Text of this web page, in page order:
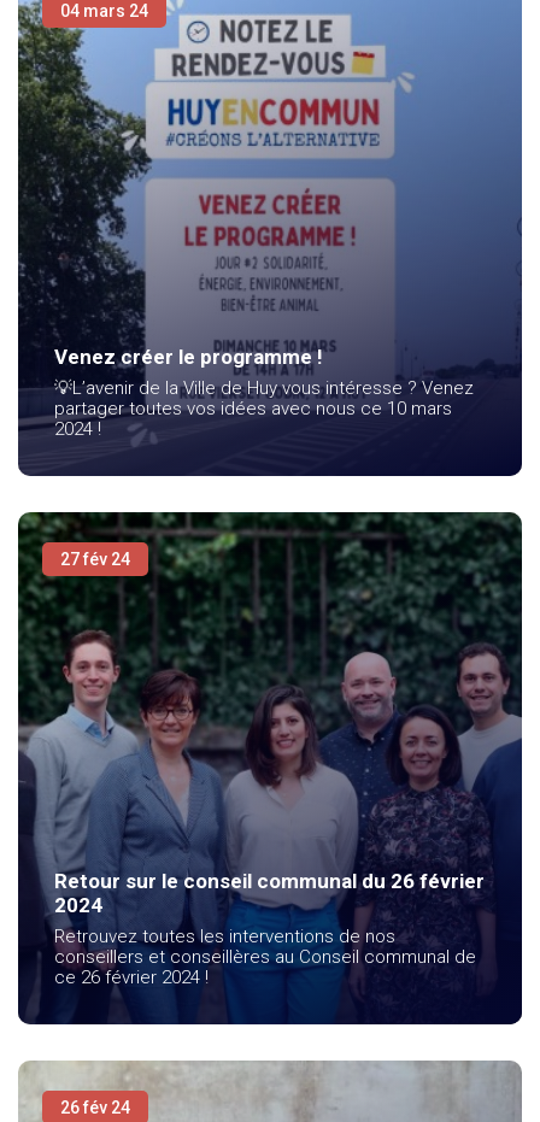
04 mars 24
Venez créer le programme !
💡L’avenir de la Ville de Huy vous intéresse ? Venez
partager toutes vos idées avec nous ce 10 mars
2024 !
27 fév 24
Retour sur le conseil communal du 26 février
2024
Retrouvez toutes les interventions de nos
conseillers et conseillères au Conseil communal de
ce 26 février 2024 !
26 fév 24